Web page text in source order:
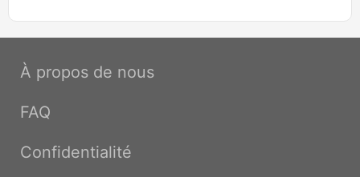
À propos de nous
FAQ
Confidentialité